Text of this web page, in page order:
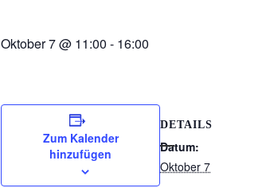
Oktober 7 @ 11:00 - 16:00
Zum Kalender
hinzufügen
DETAILS
Datum:
Oktober 7